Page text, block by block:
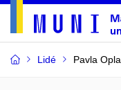
Lidé Pavla